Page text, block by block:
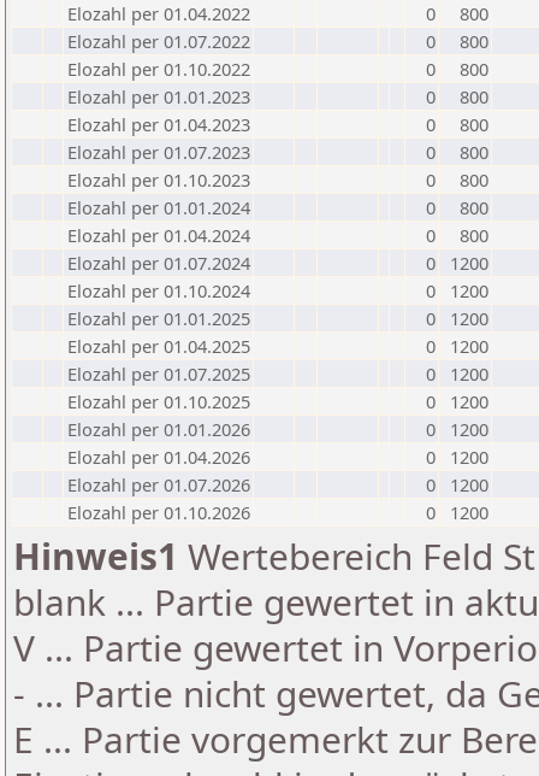
Elozahl per 01.04.2022
0
800
Elozahl per 01.07.2022
0
800
Elozahl per 01.10.2022
0
800
Elozahl per 01.01.2023
0
800
Elozahl per 01.04.2023
0
800
Elozahl per 01.07.2023
0
800
Elozahl per 01.10.2023
0
800
Elozahl per 01.01.2024
0
800
Elozahl per 01.04.2024
0
800
Elozahl per 01.07.2024
0
1200
Elozahl per 01.10.2024
0
1200
Elozahl per 01.01.2025
0
1200
Elozahl per 01.04.2025
0
1200
Elozahl per 01.07.2025
0
1200
Elozahl per 01.10.2025
0
1200
Elozahl per 01.01.2026
0
1200
Elozahl per 01.04.2026
0
1200
Elozahl per 01.07.2026
0
1200
Elozahl per 01.10.2026
0 1200
Hinweis1 Wertebereich Feld
blank ... Partie gewertet in
V ... Partie gewertet in
- ... Partie nicht gewertet, da
E ... Partie vorgemerkt zur